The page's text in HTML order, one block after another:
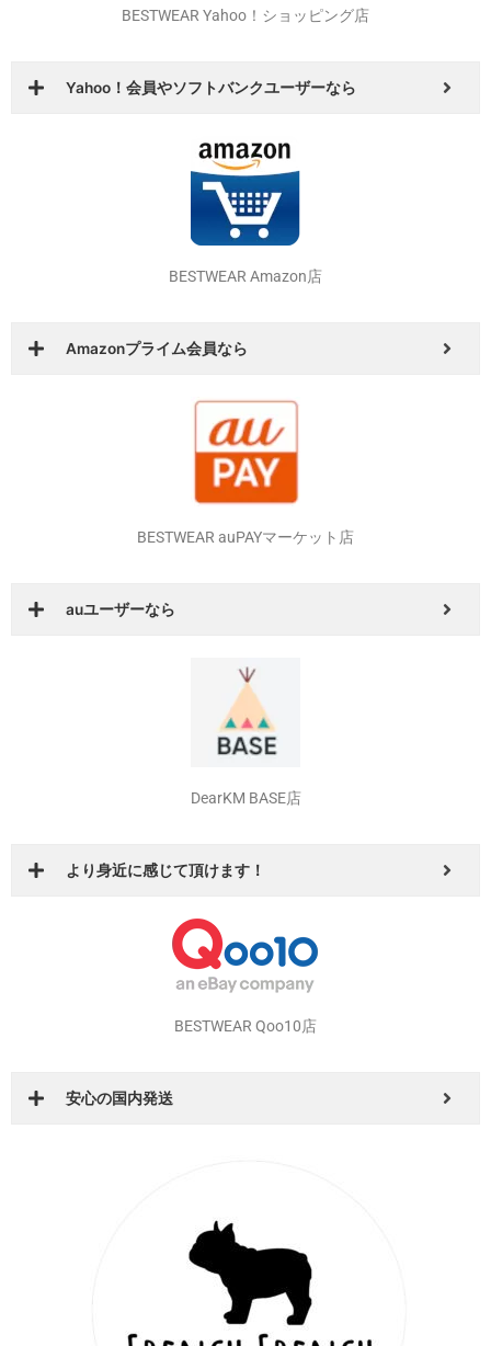
BESTWEAR Yahoo！ショッピング店
Yahoo！会員やソフトバンクユーザーなら
BESTWEAR Amazon店
Amazonプライム会員なら
BESTWEAR auPAYマーケット店
auユーザーなら
DearKM BASE店
より身近に感じて頂けます！
BESTWEAR Qoo10店
安心の国内発送